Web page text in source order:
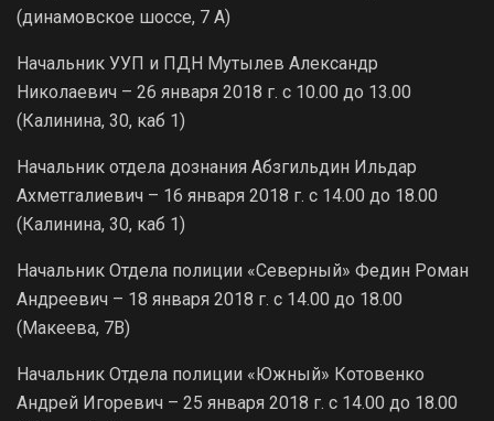
(динамовское шоссе, 7 А)
Начальник УУП и ПДН Мутылев Александр
Николаевич – 26 января 2018 г. с 10.00 до 13.00
(Калинина, 30, каб 1)
Начальник отдела дознания Абзгильдин Ильдар
Ахметгалиевич – 16 января 2018 г. с 14.00 до 18.00
(Калинина, 30, каб 1)
Начальник Отдела полиции «Северный» Федин Роман
Андреевич – 18 января 2018 г. с 14.00 до 18.00
(Макеева, 7В)
Начальник Отдела полиции «Южный» Котовенко
Андрей Игоревич – 25 января 2018 г. с 14.00 до 18.00